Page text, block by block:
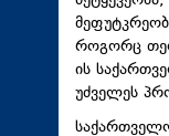
როგორც
ის
უძველეს